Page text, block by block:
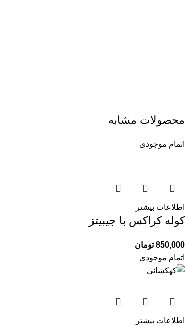
محصولات مشابه
اتمام موجودی
اطلاعات بیشتر
کوله کراکس با جیبیتز
850,000 تومان
اتمام موجودی
اطلاعات بیشتر